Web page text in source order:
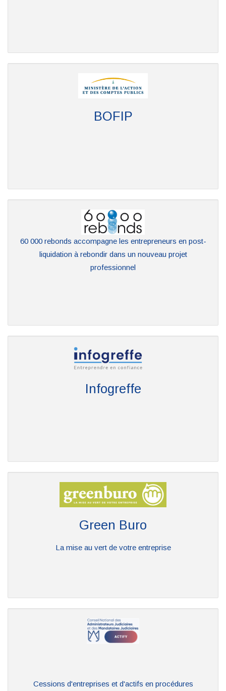
BOFIP
60 000 rebonds accompagne les entrepreneurs en post-
liquidation à rebondir dans un nouveau projet
professionnel
Infogreffe
Green Buro
La mise au vert de votre entreprise
Cessions d'entreprises et d'actifs en procédures